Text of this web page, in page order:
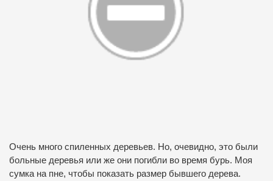
Очень много спиленных деревьев. Но, очевидно, это были
больные деревья или же они погибли во время бурь. Моя
сумка на пне, чтобы показать размер бывшего дерева.